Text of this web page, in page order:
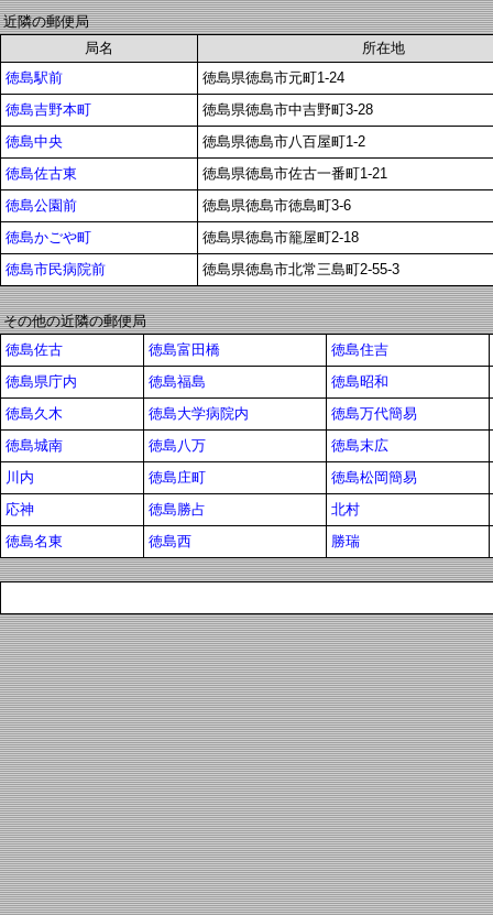
近隣の郵便局
局名
所在地
徳島駅前
徳島県徳島市元町1-24
徳島吉野本町
徳島県徳島市中吉野町3-28
徳島中央
徳島県徳島市八百屋町1-2
徳島佐古東
徳島県徳島市佐古一番町1-21
徳島公園前
徳島県徳島市徳島町3-6
徳島かごや町
徳島県徳島市籠屋町2-18
徳島市民病院前
徳島県徳島市北常三島町2-55-3
その他の近隣の郵便局
徳島佐古
徳島富田橋
徳島住吉
徳島県庁内
徳島福島
徳島昭和
徳島久木
徳島大学病院内
徳島万代簡易
徳島城南
徳島八万
徳島末広
川内
徳島庄町
徳島松岡簡易
応神
徳島勝占
北村
徳島名東
徳島西 勝瑞